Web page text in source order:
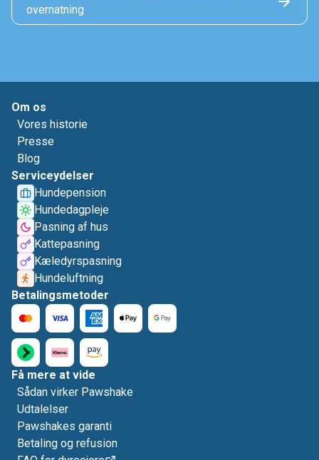
overnatning
Om os
Vores historie
Presse
Blog
Serviceydelser
Hundepension
Hundedagpleje
Pasning af hus
Kattepasning
Kæledyrspasning
Hundeluftning
Betalingsmetoder
Få mere at vide
Sådan virker Pawshake
Udtalelser
Pawshakes garanti
Betaling og refusion